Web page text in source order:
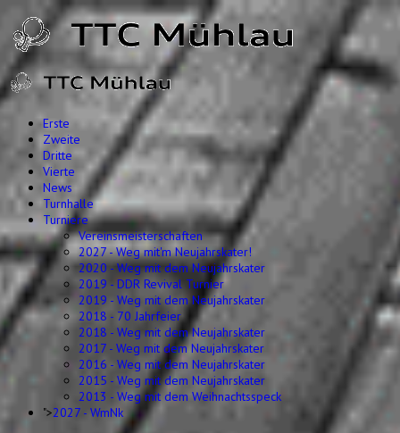
Erste
Zweite
Dritte
Vierte
News
Turnhalle
Turniere
Vereinsmeisterschaften
2027 - Weg mit'm Neujahrskater!
2020 - Weg mit dem Neujahrskater
2019 - DDR Revival Turnier
2019 - Weg mit dem Neujahrskater
2018 - 70 Jahrfeier
2018 - Weg mit dem Neujahrskater
2017 - Weg mit dem Neujahrskater
2016 - Weg mit dem Neujahrskater
2015 - Weg mit dem Neujahrskater
2013 - Weg mit dem Weihnachtsspeck
">2027 - WmNk